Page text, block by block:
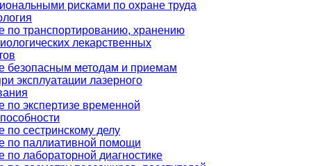
рисками по охране труда
по транспортированию, хранению
лекарственных
безопасным методам и приемам
эксплуатации лазерного
по экспертизе временной
по сестринскому делу
по паллиативной помощи
по лабораторной диагностике